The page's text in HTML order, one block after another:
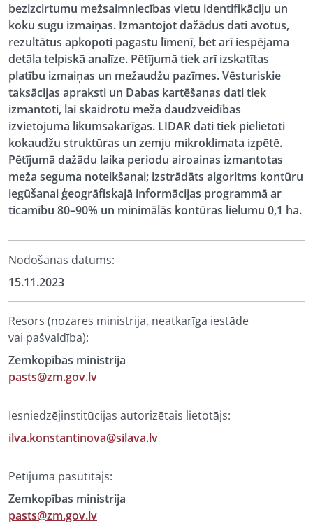
bezizcirtumu mežsaimniecības vietu identifikāciju un
koku sugu izmaiņas. Izmantojot dažādus dati avotus,
rezultātus apkopoti pagastu līmenī, bet arī iespējama
detāla telpiskā analīze. Pētījumā tiek arī izskatītas
platību izmaiņas un mežaudžu pazīmes. Vēsturiskie
taksācijas apraksti un Dabas kartēšanas dati tiek
izmantoti, lai skaidrotu meža daudzveidības
izvietojuma likumsakarīgas. LIDAR dati tiek pielietoti
kokaudžu struktūras un zemju mikroklimata izpētē.
Pētījumā dažādu laika periodu airoainas izmantotas
meža seguma noteikšanai; izstrādāts algoritms kontūru
iegūšanai ģeogrāfiskajā informācijas programmā ar
ticamību 80–90% un minimālās kontūras lielumu 0,1 ha.
Nodošanas datums:
15.11.2023
Resors (nozares ministrija, neatkarīga iestāde
vai pašvaldība):
Zemkopības ministrija
pasts@zm.gov.lv
Iesniedzējinstitūcijas autorizētais lietotājs:
ilva.konstantinova@silava.lv
Pētījuma pasūtītājs:
Zemkopības ministrija
pasts@zm.gov.lv